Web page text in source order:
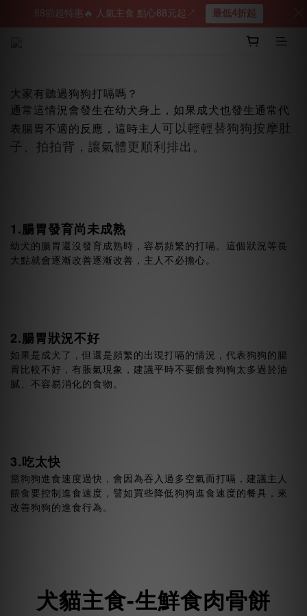
大家有聽過狗狗打嗝嗎？
通常這情況會發生在幼犬身上，如果成犬也發生通常代
表腸胃不適的反應，這時主人可以輕輕替狗狗按摩肚
子、拍拍背，讓氣體更順利排出。
1.腸胃發育尚未成熟
幼犬的腸胃還沒發育成熟時，容易頻繁的打嗝。這個狀況等長
大點就會逐漸改善逐漸改善，主人不必擔心。
2.腸胃狀況不好
如果是成犬了，但還是頻繁的出現打嗝的情況，代表狗狗的腸
胃比較不好，有脹氣現象，建議平時不要餵食狗狗太多過於油
膩、不容易消化的食物。
3.吃太快
當狗狗進食速度過快，會因為吞入過多空氣而打嗝，建議主人
餵食要控制進食速度，譬如買些降低狗狗進食速度的餐具，來
改善狗狗的進食行為。
犬貓主食-生鮮食肉骨餅
88節超特惠🔥 人氣主食 點心88元起↗︎ 最低4折起